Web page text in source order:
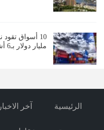
مليار دولار بـ6 أشهر
الرئيسية آخر الاخبار